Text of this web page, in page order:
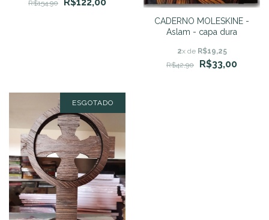
R$154,90
CADERNO MOLESKINE -
Aslam - capa dura
2x de R$19,25
R$42,90
R$33,00
ESGOTADO